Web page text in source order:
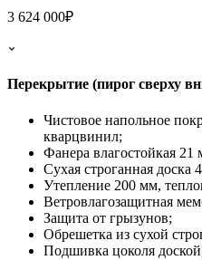
3 624 000₽
Перекрытие (пирог сверху
Чистовое напольное
кварцвинил;
Фанера влагостойкая 21
Сухая строганная доска
Утепление 200 мм,
Ветровлагозащитная
Защита от грызунов;
Обрешетка из сухой
Подшивка цоколя